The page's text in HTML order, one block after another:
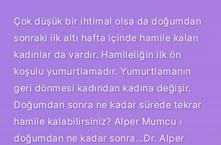
Çok düşük bir ihtimal olsa da doğumdan
sonraki ilk altı hafta içinde hamile kalan
kadınlar da vardır. Hamileliğin ilk ön
koşulu yumurtlamadır. Yumurtlamanın
geri dönmesi kadından kadına değişir.
Doğumdan sonra ne kadar sürede tekrar
hamile kalabilirsiniz? Alper Mumcu ›
doğumdan ne kadar sonra…Dr. Alper